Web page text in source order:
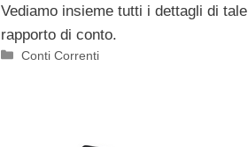
Vediamo insieme tutti i dettagli di tale
rapporto di conto.
Categorie
Conti Correnti